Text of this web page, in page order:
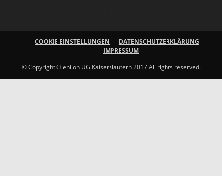
COOKIE EINSTELLUNGEN
DATENSCHUTZERKLÄRUNG
IMPRESSUM
© Copyright © enilon UG Kaiserslautern 2017 All rights reserved.